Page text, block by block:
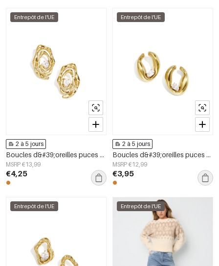
Entrepôt de l'UE
2 à 5 jours
Boucles d&#39;oreilles puces en acier inoxydable, forme irrégulière, collection Simple Daily Simple, bijoux pour femmes
MSRP €13,99
€4,25
Entrepôt de l'UE
2 à 5 jours
Boucles d&#39;oreilles puces en acier inoxydable, forme irrégulière, collection Simple Daily Simple, bijoux pour femmes
MSRP €12,99
€3,95
Entrepôt de l'UE Entrepôt de l'UE